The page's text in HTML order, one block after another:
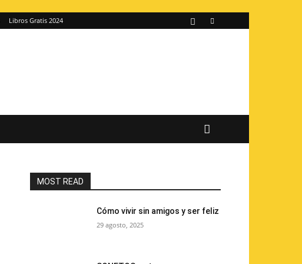
Libros Gratis 2024
MOST READ
Cómo vivir sin amigos y ser feliz
29 agosto, 2025